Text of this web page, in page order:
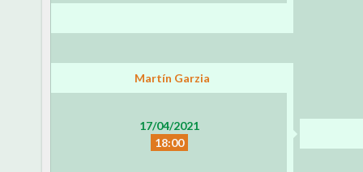
Martín Garzia
17/04/2021
18:00